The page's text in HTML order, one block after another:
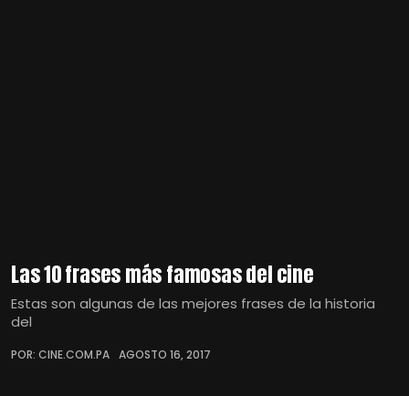
Las 10 frases más famosas del cine
Estas son algunas de las mejores frases de la historia
del
POR: CINE.COM.PA AGOSTO 16, 2017